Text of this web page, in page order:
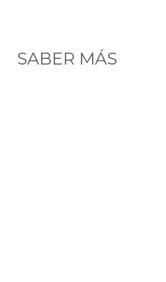
SABER MÁS